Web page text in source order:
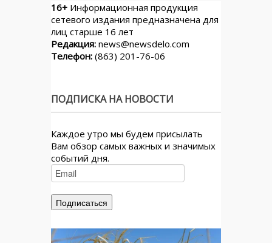
16+ Информационная продукция
сетевого издания предназначена для
лиц старше 16 лет
Редакция: news@newsdelo.com
Телефон: (863) 201-76-06
ПОДПИСКА НА НОВОСТИ
Каждое утро мы будем присылать
Вам обзор самых важных и значимых
событий дня.